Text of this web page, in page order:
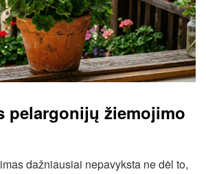
pelargonijų žiemojimo
dažniausiai nepavyksta ne dėl to,